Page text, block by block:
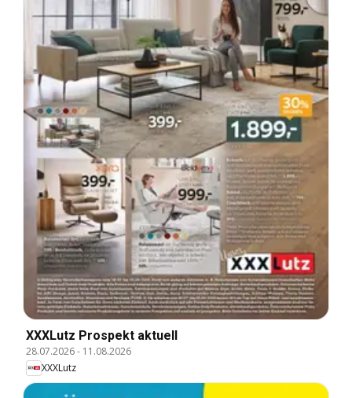
XXXLutz Prospekt aktuell
28.07.2026- 11.08.2026
XXXLutz